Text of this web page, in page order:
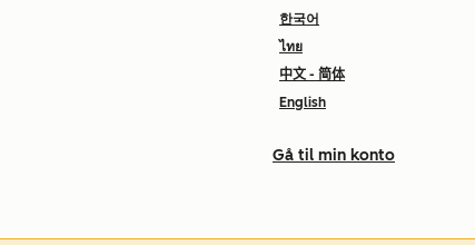
한국어
ไทย
中文 - 简体
English
Gå til min konto